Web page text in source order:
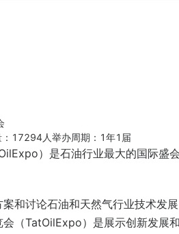
17294人举办周期：1年1届
）是石油行业最大的国际盛
和讨论石油和天然气行业技术发
（TatOilExpo）是展示创新发展